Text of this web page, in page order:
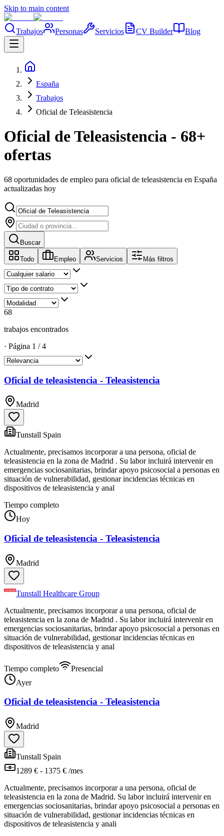
Skip to main content
Trabajos Personas Servicios CV Builder Blog
España
Trabajos
Oficial de Teleasistencia
Oficial de Teleasistencia - 68+
ofertas
68 oportunidades de empleo para oficial de teleasistencia en España
actualizadas hoy
Buscar
Todo Empleo Servicios Más filtros
68
trabajos encontrados
· Página 1 /4
Oficial de teleasistencia - Teleasistencia
Madrid
Tunstall Spain
Actualmente, precisamos incorporar a una persona, oficial de
teleasistencia en la zona de Madrid . Su labor incluirá intervenir en
emergencias sociosanitarias, brindar apoyo psicosocial a personas en
situación de vulnerabilidad, gestionar incidencias técnicas en
dispositivos de teleasistencia y anal
Tiempo completo
Hoy
Oficial de teleasistencia - Teleasistencia
Madrid
Tunstall Healthcare Group
Actualmente, precisamos incorporar a una persona, oficial de
teleasistencia en la zona de Madrid . Su labor incluirá intervenir en
emergencias sociosanitarias, brindar apoyo psicosocial a personas en
situación de vulnerabilidad, gestionar incidencias técnicas en
dispositivos de teleasistencia y anal
Tiempo completo
Presencial
Ayer
Oficial de teleasistencia - Teleasistencia
Madrid
Tunstall Spain
1289 € - 1375 € /mes
Actualmente, precisamos incorporar a una persona, oficial de
teleasistencia en la zona de Madrid. Su labor incluirá intervenir en
emergencias sociosanitarias, brindar apoyo psicosocial a personas en
situación de vulnerabilidad, gestionar incidencias técnicas en
dispositivos de teleasistencia y anali